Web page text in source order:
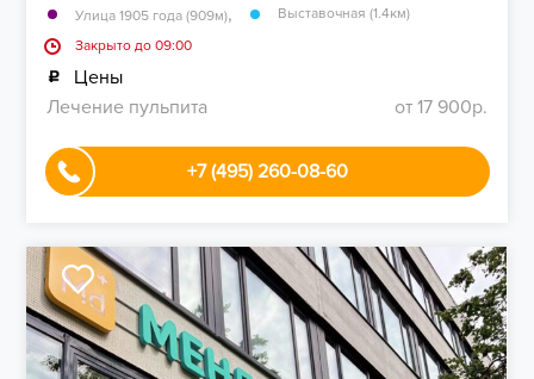
Улица 1905 года (909м),
Выставочная (1.4км)
Закрыто до 09:00
Цены
Лечение пульпита
от 17 900р.
+7 (495) 260-08-60